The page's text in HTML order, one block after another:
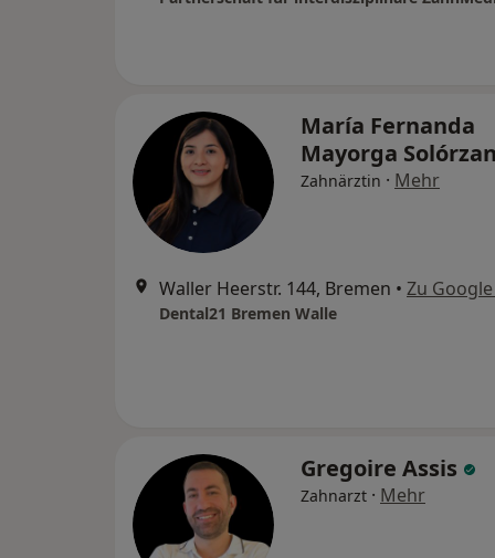
María Fernanda
Mayorga
Zahnärztin · Mehr
Waller Heerstr. 144, Bremen • Zu
Dental21 Bremen Walle
Gregoire Assis
Zahnarzt · Mehr